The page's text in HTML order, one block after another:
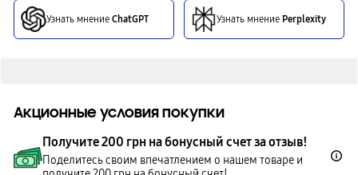
Узнать мнение ChatGPT Узнать мнение Perplexity
Акционные условия покупки
Получите 200 грн на бонусный счет за отзыв!
Поделитесь своим впечатлением о нашем товаре и